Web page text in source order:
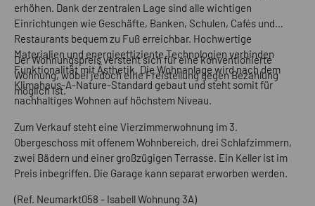
erhöhen. Dank der zentralen Lage sind alle wichtigen
Einrichtungen wie Geschäfte, Banken, Schulen, Cafés und
Restaurants bequem zu Fuß erreichbar. Hochwertige
Materialien und energieeffiziente Technologien verbinden
Funktionalität mit Ästhetik. Die Wohnanlage wird nach dem
Klimahaus-A-Nature-Standard gebaut und steht somit für
nachhaltiges Wohnen auf höchstem Niveau.
Der Wohnungspreis versteht sich für eine konventionierte
Wohnung, wobei jedoch eine Freistellung gegen Bezahlung
möglich ist.
Zum Verkauf steht eine Vierzimmerwohnung im 3.
Obergeschoss mit offenem Wohnbereich, drei Schlafzimmern,
zwei Bädern und einer großzügigen Terrasse. Ein Keller ist im
Preis inbegriffen. Die Garage kann separat erworben werden.
(Ref. Neumarkt058 - Isabell Wohnung 3A)